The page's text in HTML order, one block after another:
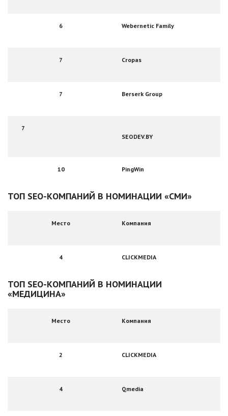
6 Webernetic Family
7 Cropas
7 Berserk Group
7
SEODEV.BY
10 PingWin
ТОП SEО-КОМПАНИЙ В НОМИНАЦИИ «СМИ»
Место Компания
4 CLICKMEDIA
ТОП SEО-КОМПАНИЙ В НОМИНАЦИИ
«МЕДИЦИНА»
Место Компания
2 CLICKMEDIA
4 Qmedia